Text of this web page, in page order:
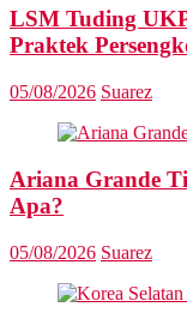
LSM Tuding
Praktek
05/08/2026 Suarez
Ariana Grande
Apa?
05/08/2026 Suarez